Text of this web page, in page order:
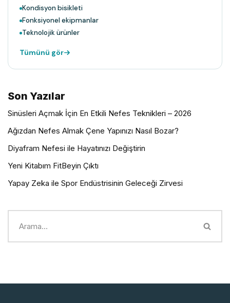
Kondisyon bisikleti
Fonksiyonel ekipmanlar
Teknolojik ürünler
Tümünü gör
Son Yazılar
Sinüsleri Açmak İçin En Etkili Nefes Teknikleri – 2026
Ağızdan Nefes Almak Çene Yapınızı Nasıl Bozar?
Diyafram Nefesi ile Hayatınızı Değiştirin
Yeni Kitabım FitBeyin Çıktı
Yapay Zeka ile Spor Endüstrisinin Geleceği Zirvesi